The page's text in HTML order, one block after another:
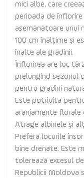
mici albe, care
perioada de
asemănătoare unui
100 cm înălțime și
înalte ale grădinii.
Înflorirea are loc
prelungind sezonul
pentru grădini
Este potrivită
aranjamente
Atrage albinele și
Preferă locurile
bine drenate. Este
tolerează excesul
Republicii Moldova